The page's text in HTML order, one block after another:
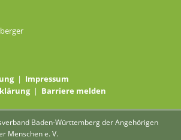
| Impressum
| Barriere melden
Baden-Württemberg der Angehörigen
Menschen e. V.